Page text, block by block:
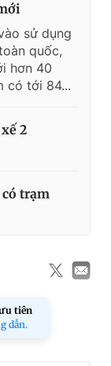
sử dụng
quốc,
hơn 40
có tới 84...
2
trạm
tiên
dẫn.